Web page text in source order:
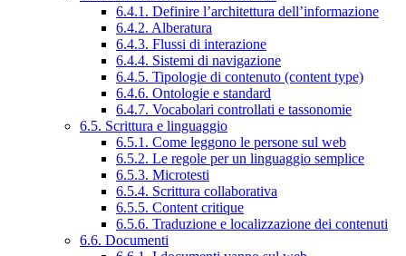
6.4.1. Definire l’architettura dell’informazione
6.4.2. Alberatura
6.4.3. Flussi di interazione
6.4.4. Sistemi di navigazione
6.4.5. Tipologie di contenuto (content type)
6.4.6. Ontologie e standard
6.4.7. Vocabolari controllati e tassonomie
6.5. Scrittura e linguaggio
6.5.1. Come leggono le persone sul web
6.5.2. Le regole per un linguaggio semplice
6.5.3. Microtesti
6.5.4. Scrittura collaborativa
6.5.5. Content critique
6.5.6. Traduzione e localizzazione dei contenuti
6.6. Documenti